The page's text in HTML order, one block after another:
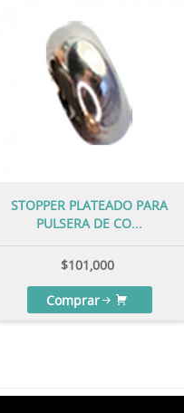
STOPPER PLATEADO PARA
PULSERA DE CO...
$101,000
Comprar